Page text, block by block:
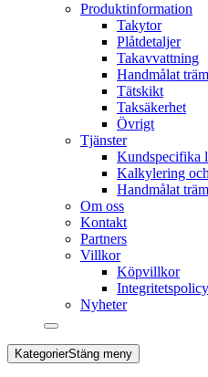
Produktinformation
Takytor
Plåtdetaljer
Takavvattning
Handmålat
Tätskikt
Taksäkerhet
Övrigt
Tjänster
Kundspecifika
Kalkylering
Handmålat
Om oss
Kontakt
Partners
Villkor
Köpvillkor
Integritetspolicy
Nyheter
KategorierStäng meny